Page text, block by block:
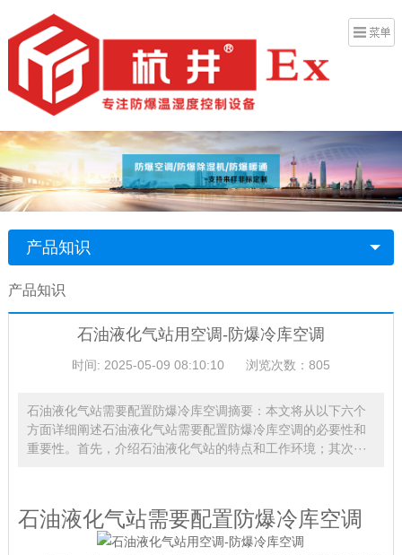
产品知识
产品知识
石油液化气站用空调-防爆冷库空调
时间: 2025-05-09 08:10:10 浏览次数：805
石油液化气站需要配置防爆冷库空调摘要：本文将从以下六个
方面详细阐述石油液化气站需要配置防爆冷库空调的必要性和
重要性。首先，介绍石油液化气站的特点和工作环境；其次···
石油液化气站需要配置防爆冷库空调